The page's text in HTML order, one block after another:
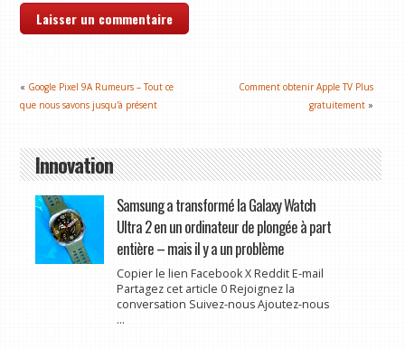
« Google Pixel 9A Rumeurs – Tout ce
que nous savons jusqu'à présent
Comment obtenir Apple TV Plus
gratuitement »
Innovation
Samsung a transformé la Galaxy Watch
Ultra 2 en un ordinateur de plongée à part
entière – mais il y a un problème
Copier le lien Facebook X Reddit E-mail
Partagez cet article 0 Rejoignez la
conversation Suivez-nous Ajoutez-nous
...